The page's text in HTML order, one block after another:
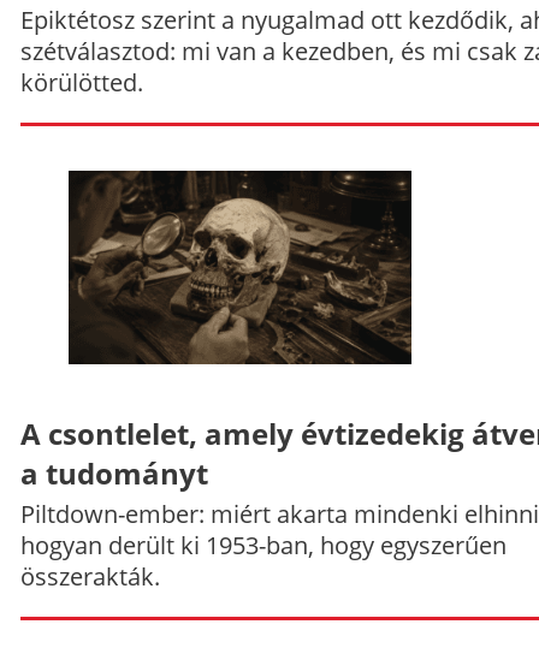
Epiktétosz szerint a nyugalmad ott kezdődik,
szétválasztod: mi van a kezedben, és mi csak
körülötted.
A csontlelet, amely évtizedekig
a tudományt
Piltdown-ember: miért akarta mindenki
hogyan derült ki 1953-ban, hogy egyszerűen
összerakták.